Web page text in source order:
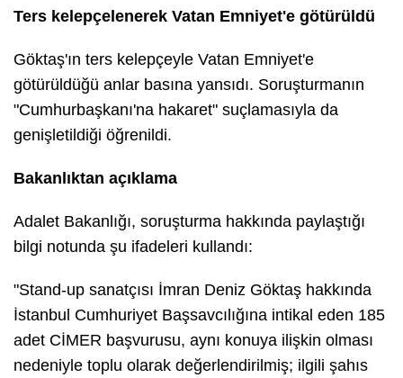
Ters kelepçelenerek Vatan Emniyet'e götürüldü
Göktaş'ın ters kelepçeyle Vatan Emniyet'e
götürüldüğü anlar basına yansıdı. Soruşturmanın
"Cumhurbaşkanı'na hakaret" suçlamasıyla da
genişletildiği öğrenildi.
Bakanlıktan açıklama
Adalet Bakanlığı, soruşturma hakkında paylaştığı
bilgi notunda şu ifadeleri kullandı:
"Stand-up sanatçısı İmran Deniz Göktaş hakkında
İstanbul Cumhuriyet Başsavcılığına intikal eden 185
adet CİMER başvurusu, aynı konuya ilişkin olması
nedeniyle toplu olarak değerlendirilmiş; ilgili şahıs